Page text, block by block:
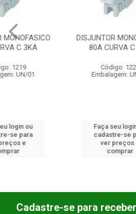
DISJUNTOR MONOFASICO
80A CURVA C 3KA
Embalagem: UN/01
Faça seu login ou
cadastre-se para
Cadastre-se para